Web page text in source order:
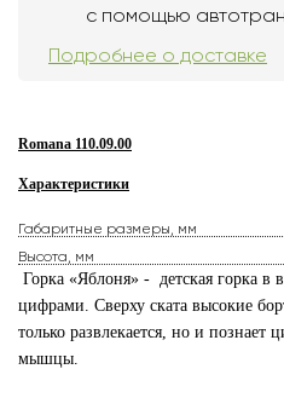
с помощью
Подробнее о доставке
Romana 110.09.00
Характеристики
Габаритные размеры, мм
Высота, мм
Горка «Яблоня» - детская горка в
цифрами. Сверху ската высокие
только развлекается, но и познает
мышцы.